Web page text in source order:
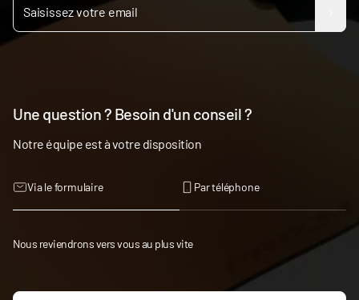
Une question ? Besoin d'un conseil ?
Notre équipe est à votre disposition
Via le formulaire Par téléphone
Nous reviendrons vers vous au plus vite